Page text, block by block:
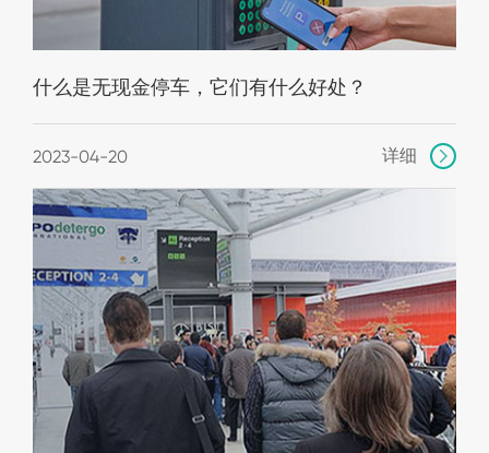
什么是无现金停车，它们有什么好处？
2023-04-20 详细 